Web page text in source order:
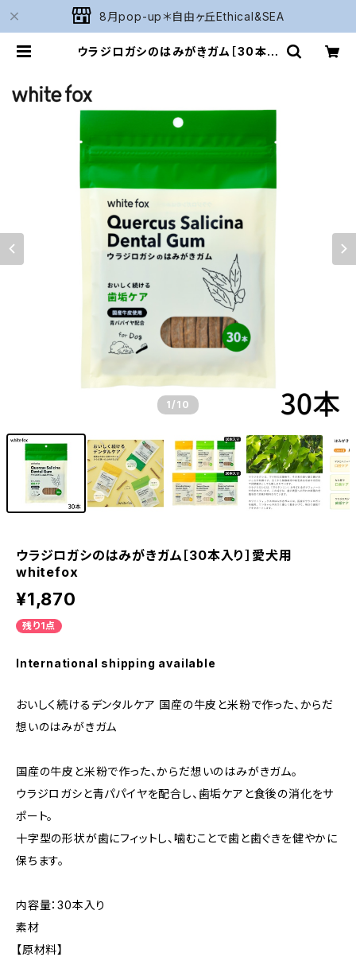
8月pop-up＊自由ヶ丘Ethical&SEA
ウラジロガシのはみがきガム［30本入
1 /10
ウラジロガシのはみがきガム［30本入り］愛犬用
whitefox
¥1,870
残り1点
International shipping available
おいしく続けるデンタルケア 国産の牛皮と米粉で作った、からだ
想いのはみがきガム
国産の牛皮と米粉で作った、からだ想いのはみがきガム。
ウラジロガシと青パパイヤを配合し、歯垢ケアと食後の消化をサ
ポート。
十字型の形状が歯にフィットし、噛むことで歯と歯ぐきを健やかに
保ちます。
内容量：30本入り
素材
【原材料】